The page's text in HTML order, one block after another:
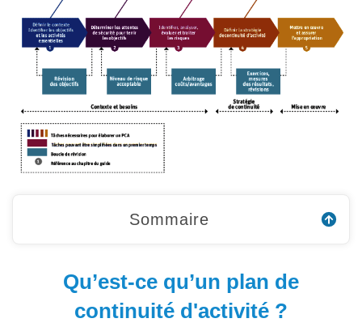
Sommaire
Qu’est-ce qu’un plan de
continuité d'activité ?